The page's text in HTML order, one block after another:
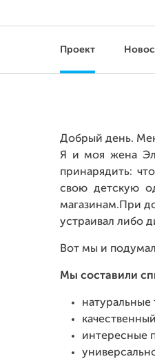
Проект
Добрый день.
Я и моя жена
принарядить:
свою детскую
магазинам.При
устраивал либо
Вот мы и
Мы составили
натуральные
интересные